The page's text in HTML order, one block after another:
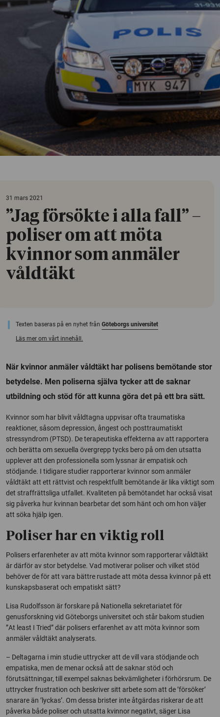
31 mars 2021
”Jag försökte i alla fall” –
poliser om att möta
kvinnor som anmäler
våldtäkt
Texten baseras på en nyhet från Göteborgs universitet
Läs mer om vårt innehåll.
När kvinnor anmäler våldtäkt har polisens bemötande stor
betydelse. Men poliserna själva tycker att de saknar
utbildning och stöd för att kunna göra det på ett bra sätt.
Kvinnor som har blivit våldtagna uppvisar ofta traumatiska
reaktioner, såsom depression, ångest och posttraumatiskt
stressyndrom (PTSD). De terapeutiska effekterna av att rapportera
och berätta om sexuella övergrepp tycks bero på om den utsatta
upplever att den professionella som lyssnar är empatisk och
stödjande. I tidigare studier rapporterar kvinnor som anmäler
våldtäkt att ett rättvist och respektfullt bemötande är lika viktigt som
det straffrättsliga utfallet. Kvaliteten på bemötandet har också visat
sig påverka hur kvinnan bearbetar det som hänt och om hon väljer
att söka hjälp igen.
Poliser har en viktig roll
Polisers erfarenheter av att möta kvinnor som rapporterar våldtäkt
är därför av stor betydelse. Vad motiverar poliser och vilket stöd
behöver de för att vara bättre rustade att möta dessa kvinnor på ett
kunskapsbaserat och empatiskt sätt?
Lisa Rudolfsson är forskare på Nationella sekretariatet för
genusforskning vid Göteborgs universitet och står bakom studien
”At least I Tried” där polisers erfarenhet av att möta kvinnor som
anmäler våldtäkt analyserats.
– Deltagarna i min studie uttrycker att de vill vara stödjande och
empatiska, men de menar också att de saknar stöd och
förutsättningar, till exempel saknas bekvämligheter i förhörsrum. De
uttrycker frustration och beskriver sitt arbete som att de ’försöker’
snarare än ’lyckas’. Om dessa brister inte åtgärdas riskerar de att
påverka både poliser och utsatta kvinnor negativt, säger Lisa